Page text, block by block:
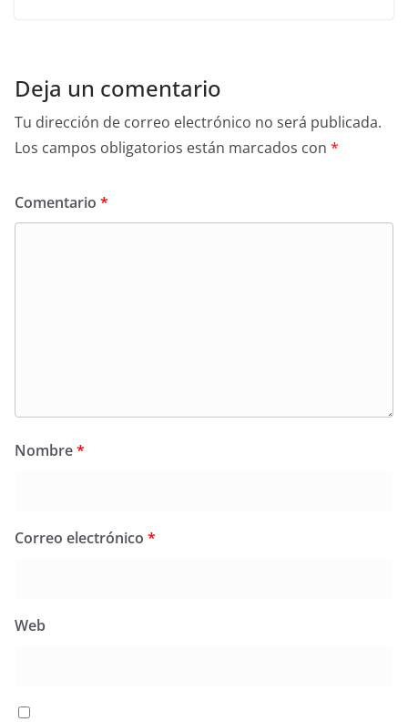
Deja un comentario
Tu dirección de correo electrónico no será publicada.
Los campos obligatorios están marcados con *
Comentario *
Nombre*
Correo electrónico *
Web